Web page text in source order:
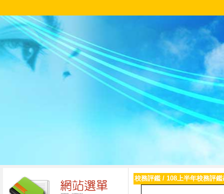
校務評鑑 / 108上半年校務評